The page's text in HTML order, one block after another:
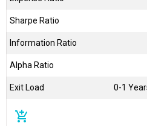
Sharpe Ratio
Information Ratio
Alpha Ratio
Exit Load 0-1
add_shopping_cart